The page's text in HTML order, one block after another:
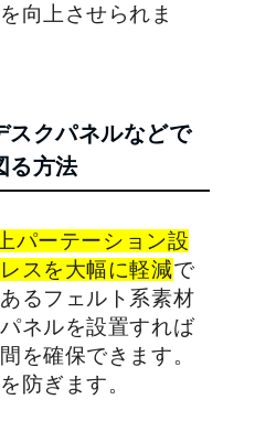
向上させられま
スクパネルなどで
る方法
パーテーション設
スを大幅に軽減で
るフェルト系素材
ネルを設置すれば
を確保できます。
防ぎます。